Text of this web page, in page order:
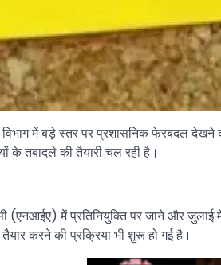
में बड़े स्तर पर प्रशासनिक फेरबदल
तबादले की तैयारी चल रही है।
(एनआईए) में प्रतिनियुक्ति पर जाने और
करने की प्रक्रिया भी शुरू हो गई है।